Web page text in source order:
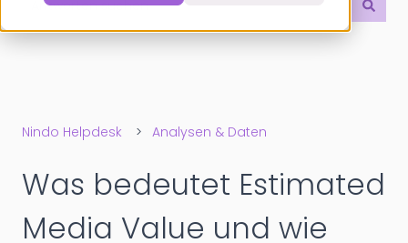
Es gibt keine Vorschläge, da das Suchfeld leer ist.
Nindo Helpdesk Analysen & Daten
Was bedeutet Estimated
Media Value und wie